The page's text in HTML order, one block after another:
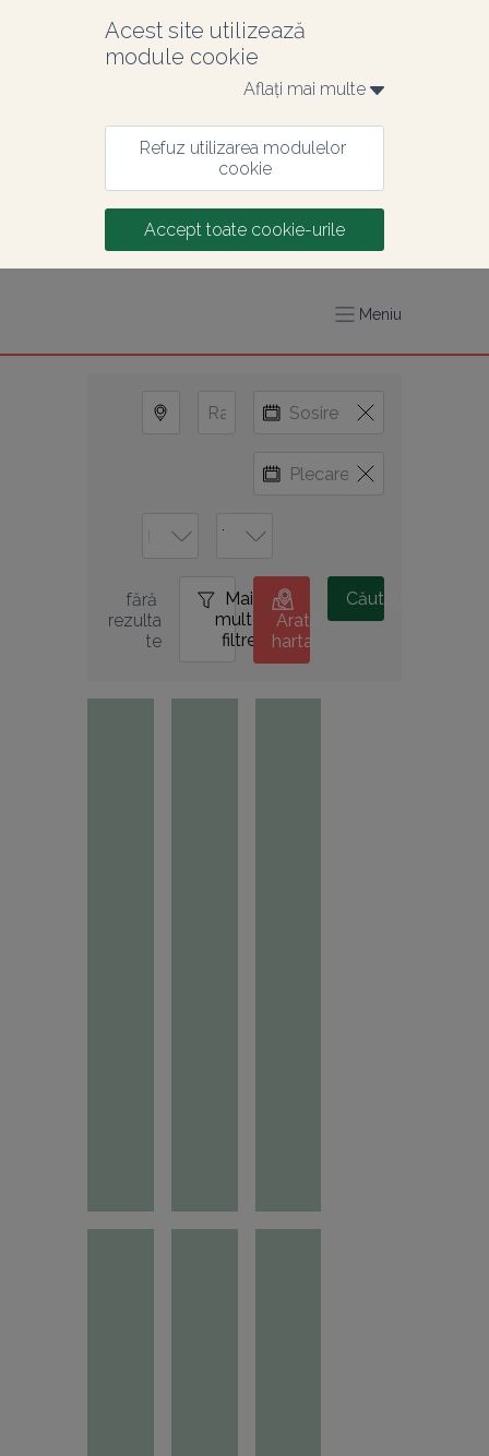
Acest site utilizează
module cookie
Aflați mai multe
Refuz utilizarea modulelor
cookie
Accept toate cookie-urile
Meniu
fără
rezulta
te
Mai
multe
filtre
0
Arată
harta
Căutare